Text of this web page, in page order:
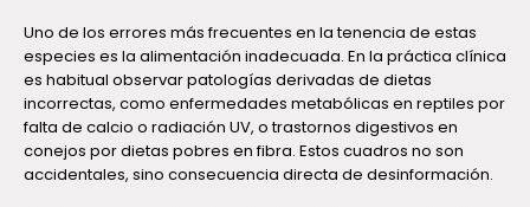
Uno de los errores más frecuentes en la tenencia de estas
especies es la alimentación inadecuada. En la práctica clínica
es habitual observar patologías derivadas de dietas
incorrectas, como enfermedades metabólicas en reptiles por
falta de calcio o radiación UV, o trastornos digestivos en
conejos por dietas pobres en fibra. Estos cuadros no son
accidentales, sino consecuencia directa de desinformación.